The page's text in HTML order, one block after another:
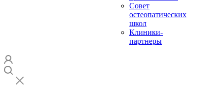
Совет
остеопатических
школ
Клиники-
партнеры